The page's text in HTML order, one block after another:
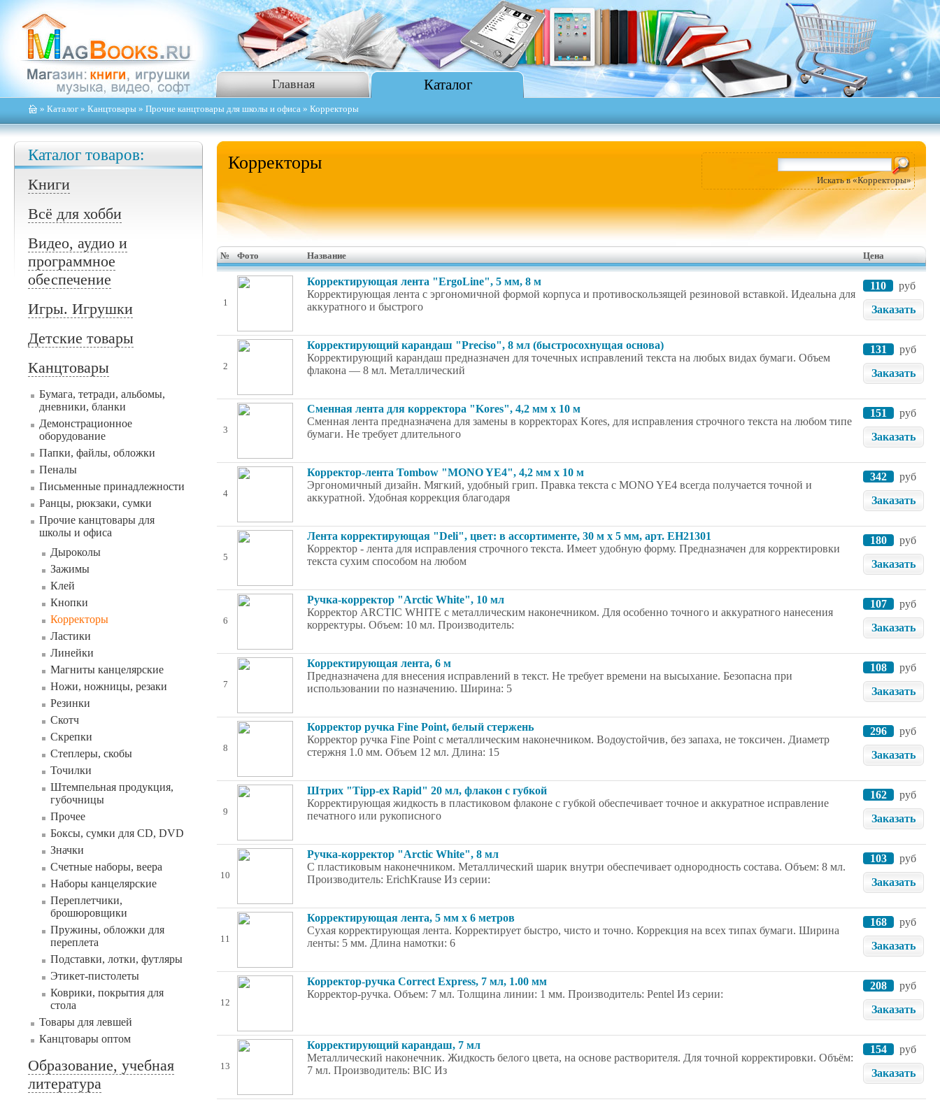
Главная Каталог
» Каталог » Канцтовары » Прочие канцтовары для школы и офиса » Корректоры
Каталог товаров:
Книги
Всё для хобби
Видео, аудио и
программное
обеспечение
Игры. Игрушки
Детские товары
Канцтовары
Бумага, тетради, альбомы,
дневники, бланки
Демонстрационное
оборудование
Папки, файлы, обложки
Пеналы
Письменные принадлежности
Ранцы, рюкзаки, сумки
Прочие канцтовары для
школы и офиса
Дыроколы
Зажимы
Клей
Кнопки
Корректоры
Ластики
Линейки
Магниты канцелярские
Ножи, ножницы, резаки
Резинки
Скотч
Скрепки
Степлеры, скобы
Точилки
Штемпельная продукция,
губочницы
Прочее
Боксы, сумки для CD, DVD
Значки
Счетные наборы, веера
Наборы канцелярские
Переплетчики,
брошюровщики
Пружины, обложки для
переплета
Подставки, лотки, футляры
Этикет-пистолеты
Коврики, покрытия для
стола
Товары для левшей
Канцтовары оптом
Образование, учебная
литература
Корректоры
Искать в «Корректоры»
№ Фото Название Цена
1
Корректирующая лента "ErgoLine", 5 мм, 8 м
Корректирующая лента с эргономичной формой корпуса и противоскользящей резиновой вставкой. Идеальна для
аккуратного и быстрого
110
руб
Заказать
2
Корректирующий карандаш "Preciso", 8 мл (быстросохнущая основа)
Корректирующий карандаш предназначен для точечных исправлений текста на любых видах бумаги. Объем
флакона — 8 мл. Металлический
131
руб
Заказать
3
Сменная лента для корректора "Kores", 4,2 мм х 10 м
Сменная лента предназначена для замены в корректорах Kores, для исправления строчного текста на любом типе
бумаги. Не требует длительного
151
руб
Заказать
4
Корректор-лента Tombow "MONO YE4", 4,2 мм x 10 м
Эргономичный дизайн. Мягкий, удобный грип. Правка текста с MONO YE4 всегда получается точной и
аккуратной. Удобная коррекция благодаря
342
руб
Заказать
5
Лента корректирующая "Deli", цвет: в ассортименте, 30 м х 5 мм, арт. EH21301
Корректор - лента для исправления строчного текста. Имеет удобную форму. Предназначен для корректировки
текста сухим способом на любом
180
руб
Заказать
6
Ручка-корректор "Arctic White", 10 мл
Корректор ARCTIC WHITE с металлическим наконечником. Для особенно точного и аккуратного нанесения
корректуры. Объем: 10 мл. Производитель:
107
руб
Заказать
7
Корректирующая лента, 6 м
Предназначена для внесения исправлений в текст. Не требует времени на высыхание. Безопасна при
использовании по назначению. Ширина: 5
108
руб
Заказать
8
Корректор ручка Fine Point, белый стержень
Корректор ручка Fine Point с металлическим наконечником. Водоустойчив, без запаха, не токсичен. Диаметр
стержня 1.0 мм. Объем 12 мл. Длина: 15
296
руб
Заказать
9
Штрих "Tipp-ex Rapid" 20 мл, флакон с губкой
Корректирующая жидкость в пластиковом флаконе с губкой обеспечивает точное и аккуратное исправление
печатного или рукописного
162
руб
Заказать
10
Ручка-корректор "Arctic White", 8 мл
С пластиковым наконечником. Металлический шарик внутри обеспечивает однородность состава. Объем: 8 мл.
Производитель: ErichKrause Из серии:
103
руб
Заказать
11
Корректирующая лента, 5 мм x 6 метров
Сухая корректирующая лента. Корректирует быстро, чисто и точно. Коррекция на всех типах бумаги. Ширина
ленты: 5 мм. Длина намотки: 6
168
руб
Заказать
12
Корректор-ручка Correct Express, 7 мл, 1.00 мм
Корректор-ручка. Объем: 7 мл. Толщина линии: 1 мм. Производитель: Pentel Из серии:
208
руб
Заказать
13
Корректирующий карандаш, 7 мл
Металлический наконечник. Жидкость белого цвета, на основе растворителя. Для точной корректировки. Объём:
7 мл. Производитель: BIC Из
154
руб
Заказать